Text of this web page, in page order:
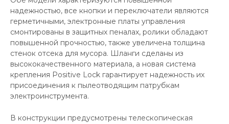
надежностью, все кнопки и переключатели являются
герметичными, электронные платы управления
смонтированы в защитных пеналах, ролики обладают
повышенной прочностью, также увеличена толщина
стенок отсека для мусора. Шланги сделаны из
высококачественного материала, а новая система
крепления Positive Lock гарантирует надежность их
присоединения к пылеотводящим патрубкам
электроинструмента.
В конструкции предусмотрены телескопическая